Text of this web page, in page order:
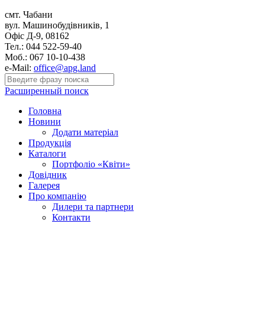
смт. Чабани
вул. Машинобудівників, 1
Офіс Д-9, 08162
Тел.: 044 522-59-40
Моб.: 067 10-10-438
e-Mail: office@apg.land
Расширенный поиск
Головна
Новини
Додати матеріал
Продукція
Каталоги
Портфоліо «Квіти»
Довідник
Галерея
Про компанію
Дилери та партнери
Контакти